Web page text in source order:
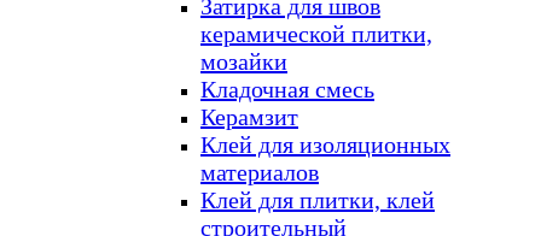
Затирка для швов
керамической плитки,
мозайки
Кладочная смесь
Керамзит
Клей для изоляционных
материалов
Клей для плитки, клей
строительный